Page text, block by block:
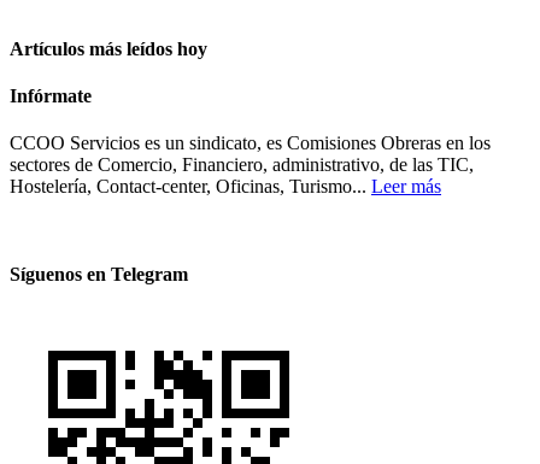
Artículos más leídos hoy
Infórmate
CCOO Servicios es un sindicato, es Comisiones Obreras en los
sectores de Comercio, Financiero, administrativo, de las TIC,
Hostelería, Contact-center, Oficinas, Turismo... Leer más
Síguenos en Telegram